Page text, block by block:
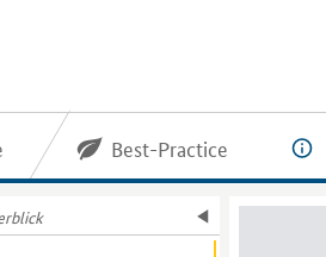
Best-Practice